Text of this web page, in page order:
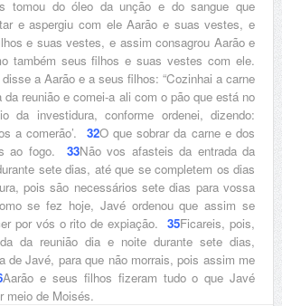
tomou do óleo da unção e do sangue que
e aspergiu com ele Aarão e suas vestes, e
e suas vestes, e assim consagrou Aarão e
também seus filhos e suas vestes com ele.
a Aarão e a seus filhos: “Cozinhai a carne
da reunião e comei-a ali com o pão que está no
da investidura, conforme ordenei, dizendo:
a comerão’.
32O que sobrar da carne e dos
ao fogo. 33Não vos afasteis da entrada da
sete dias, até que se completem os dias
pois são necessários sete dias para vossa
se fez hoje, Javé ordenou que assim se
por vós o rito de expiação.35Ficareis, pois,
da reunião dia e noite durante sete dias,
de Javé, para que não morrais, pois assim me
Aarão e seus filhos fizeram tudo o que Javé
meio de Moisés.